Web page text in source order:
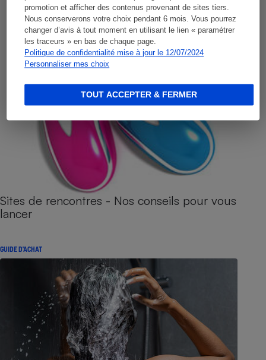
promotion et afficher des contenus provenant de sites tiers.
Nous conserverons votre choix pendant 6 mois. Vous pourrez
changer d’avis à tout moment en utilisant le lien « paramétrer
les traceurs » en bas de chaque page.
Politique de confidentialité mise à jour le 12/07/2024
Personnaliser mes choix
TOUT ACCEPTER & FERMER
Sites de rencontres - Nos conseils pour vous
lancer
GUIDE D'ACHAT